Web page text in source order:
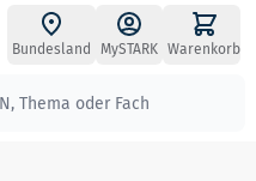
Bundesland MySTARK Warenkorb